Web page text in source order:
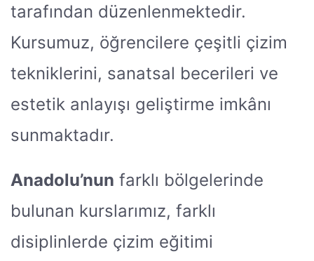
tarafından düzenlenmektedir.
Kursumuz, öğrencilere çeşitli çizim
tekniklerini, sanatsal becerileri ve
estetik anlayışı geliştirme imkânı
sunmaktadır.
Anadolu’nun farklı bölgelerinde
bulunan kurslarımız, farklı
disiplinlerde çizim eğitimi